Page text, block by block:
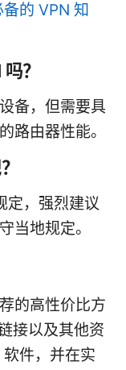
的 VPN 知
？
备，但需要具
路由器性能。
定，强烈建议
当地规定。
的高性价比方
接以及其他资
件，并在实